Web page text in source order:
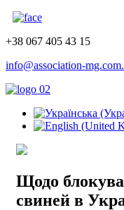
+38 067 405 43 15
info@association-
Щодо
свиней в